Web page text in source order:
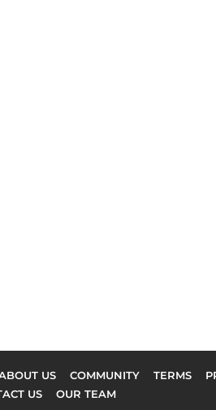
US COMMUNITY TERMS
US OUR TEAM